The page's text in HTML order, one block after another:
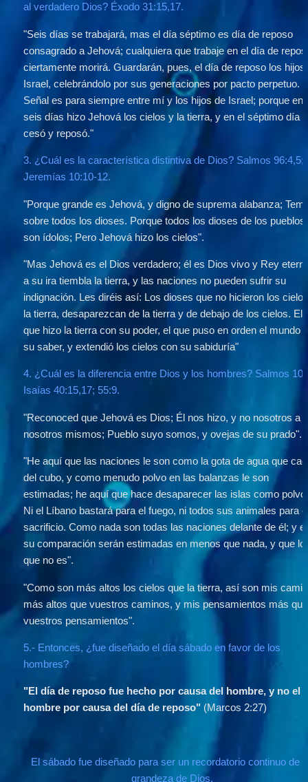
al verdadero Dios? Éxodo 31:15,17.
"Seis días se trabajará, mas el día séptimo es día de reposo
consagrado a Jehová; cualquiera que trabaje en el día de
ciertamente morirá. Guardarán, pues, el día de reposo los hijos
Israel, celebrándolo por sus generaciones por pacto perpetuo.
Señal es para siempre entre mí y los hijos de Israel; porque en
seis días hizo Jehová los cielos y la tierra, y en el séptimo día
cesó y reposó."
3. ¿Cuál es la característica distintiva de Dios? Salmos 96:4,5;
Jeremías 10:10-12.
"Porque grande es Jehová, y digno de suprema alabanza;
sobre todos los dioses. Porque todos los dioses de los pueblos
son ídolos; Pero Jehová hizo los cielos".
"Mas Jehová es el Dios verdadero; él es Dios vivo y Rey
a su ira tiembla la tierra, y las naciones no pueden sufrir su
indignación. Les diréis así: Los dioses que no hicieron los
la tierra, desaparezcan de la tierra y de debajo de los cielos. El
que hizo la tierra con su poder, el que puso en orden el mundo
su saber, y extendió los cielos con su sabiduría"
4. ¿Cuál es la diferencia entre Dios y los hombres? Salmos
Isaías 40:15,17; 55:9.
"Reconoced que Jehová es Dios; Él nos hizo, y no nosotros a
nosotros mismos; Pueblo suyo somos, y ovejas de su prado".
"He aquí que las naciones le son como la gota de agua que cae
del cubo, y como menudo polvo en las balanzas le son
estimadas; he aquí que hace desaparecer las islas como
Ni el Líbano bastará para el fuego, ni todos sus animales para
sacrificio. Como nada son todas las naciones delante de él; y
su comparación serán estimadas en menos que nada, y que lo
que no es".
"Como son más altos los cielos que la tierra, así son mis
más altos que vuestros caminos, y mis pensamientos más que
vuestros pensamientos".
5.- Entonces, ¿fue diseñado el día sábado en favor de los
hombres?
"El día de reposo fue hecho por causa del hombre, y no el
hombre por causa del día de reposo" (Marcos 2:27)
El sábado fue diseñado para ser un recordatorio continuo de
grandeza de Dios,